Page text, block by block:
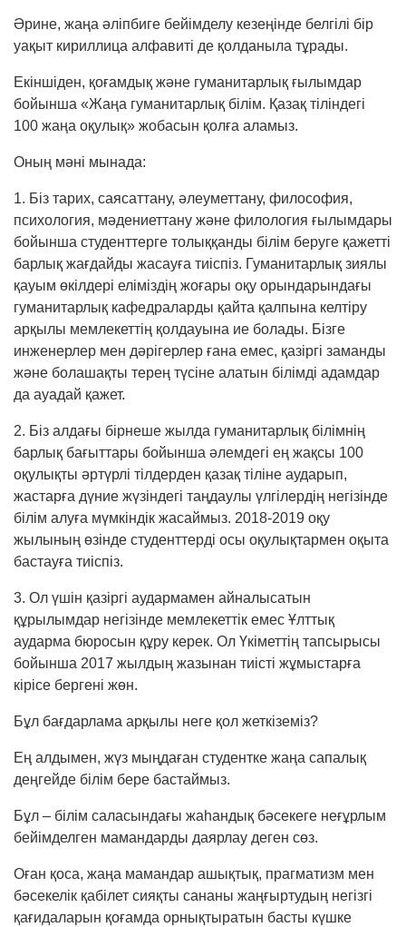
Әрине, жаңа әліпбиге бейімделу кезеңінде бел­гілі бір
уақыт кириллица алфавиті де қол­даныла тұрады.
Екіншіден, қоғамдық және гуманитарлық ғылымдар
бойынша «Жаңа гуманитарлық білім. Қазақ тіліндегі
100 жаңа оқулық» жобасын қолға аламыз.
Оның мәні мынада:
1. Біз тарих, саясаттану, әлеуметтану, философия,
психология, мәдениеттану және филология ғылымдары
бойынша студенттерге толыққанды білім беруге қажетті
барлық жағдайды жасауға тиіспіз. Гуманитарлық зиялы
қауым өкілдері еліміздің жоғары оқу орындарындағы
гума­нитарлық кафедраларды қайта қалпына келтіру
арқылы мемлекеттің қолдауына ие болады. Бізге
инженерлер мен дәрігерлер ғана емес, қазіргі заманды
және болашақты терең түсіне алатын білімді адамдар
да ауадай қажет.
2. Біз алдағы бірнеше жылда гуманитарлық білімнің
барлық бағыттары бойынша әлемдегі ең жақсы 100
оқулықты әртүрлі тілдерден қазақ тіліне аударып,
жастарға дүние жүзіндегі таң­даулы үлгілердің негізінде
білім алуға мүмкіндік жасаймыз. 2018-2019 оқу
жылының өзінде студенттерді осы оқулықтармен оқыта
бастауға тиіспіз.
3. Ол үшін қазіргі аудармамен айналысатын
құрылымдар негізінде мемлекеттік емес Ұлттық
аударма бюросын құру керек. Ол Үкіметтің тапсырысы
бойынша 2017 жылдың жазынан тиісті жұмыстарға
кірісе бергені жөн.
Бұл бағдарлама арқылы неге қол жеткіземіз?
Ең алдымен, жүз мыңдаған студентке жаңа сапалық
деңгейде білім бере бастаймыз.
Бұл – білім саласындағы жаһандық бәсекеге не­ғұрлым
бейімделген мамандарды даярлау деген сөз.
Оған қоса, жаңа мамандар ашықтық, прагматизм мен
бәсекелік қабілет сияқты сананы жаңғыртудың негізгі
қағидаларын қо­ғам­да ор­нықтыратын басты күшке